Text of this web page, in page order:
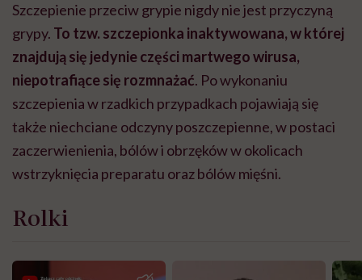
Szczepienie przeciw grypie nigdy nie jest przyczyną
grypy. To tzw. szczepionka inaktywowana, w której
znajdują się jedynie części martwego wirusa,
niepotrafiące się rozmnażać. Po wykonaniu
szczepienia w rzadkich przypadkach pojawiają się
także niechciane odczyny poszczepienne, w postaci
zaczerwienienia, bólów i obrzęków w okolicach
wstrzyknięcia preparatu oraz bólów mięśni.
Rolki